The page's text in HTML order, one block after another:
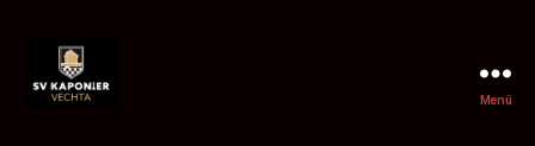
Menü